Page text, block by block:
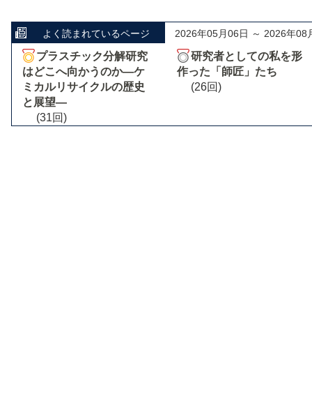
よく読まれているページ 2026年05月06日 ～ 2026年08
プラスチック分解研究
はどこへ向かうのか―ケ
ミカルリサイクルの歴史
と展望―
(31回)
研究者としての私を形
作った「師匠」たち
(26回)